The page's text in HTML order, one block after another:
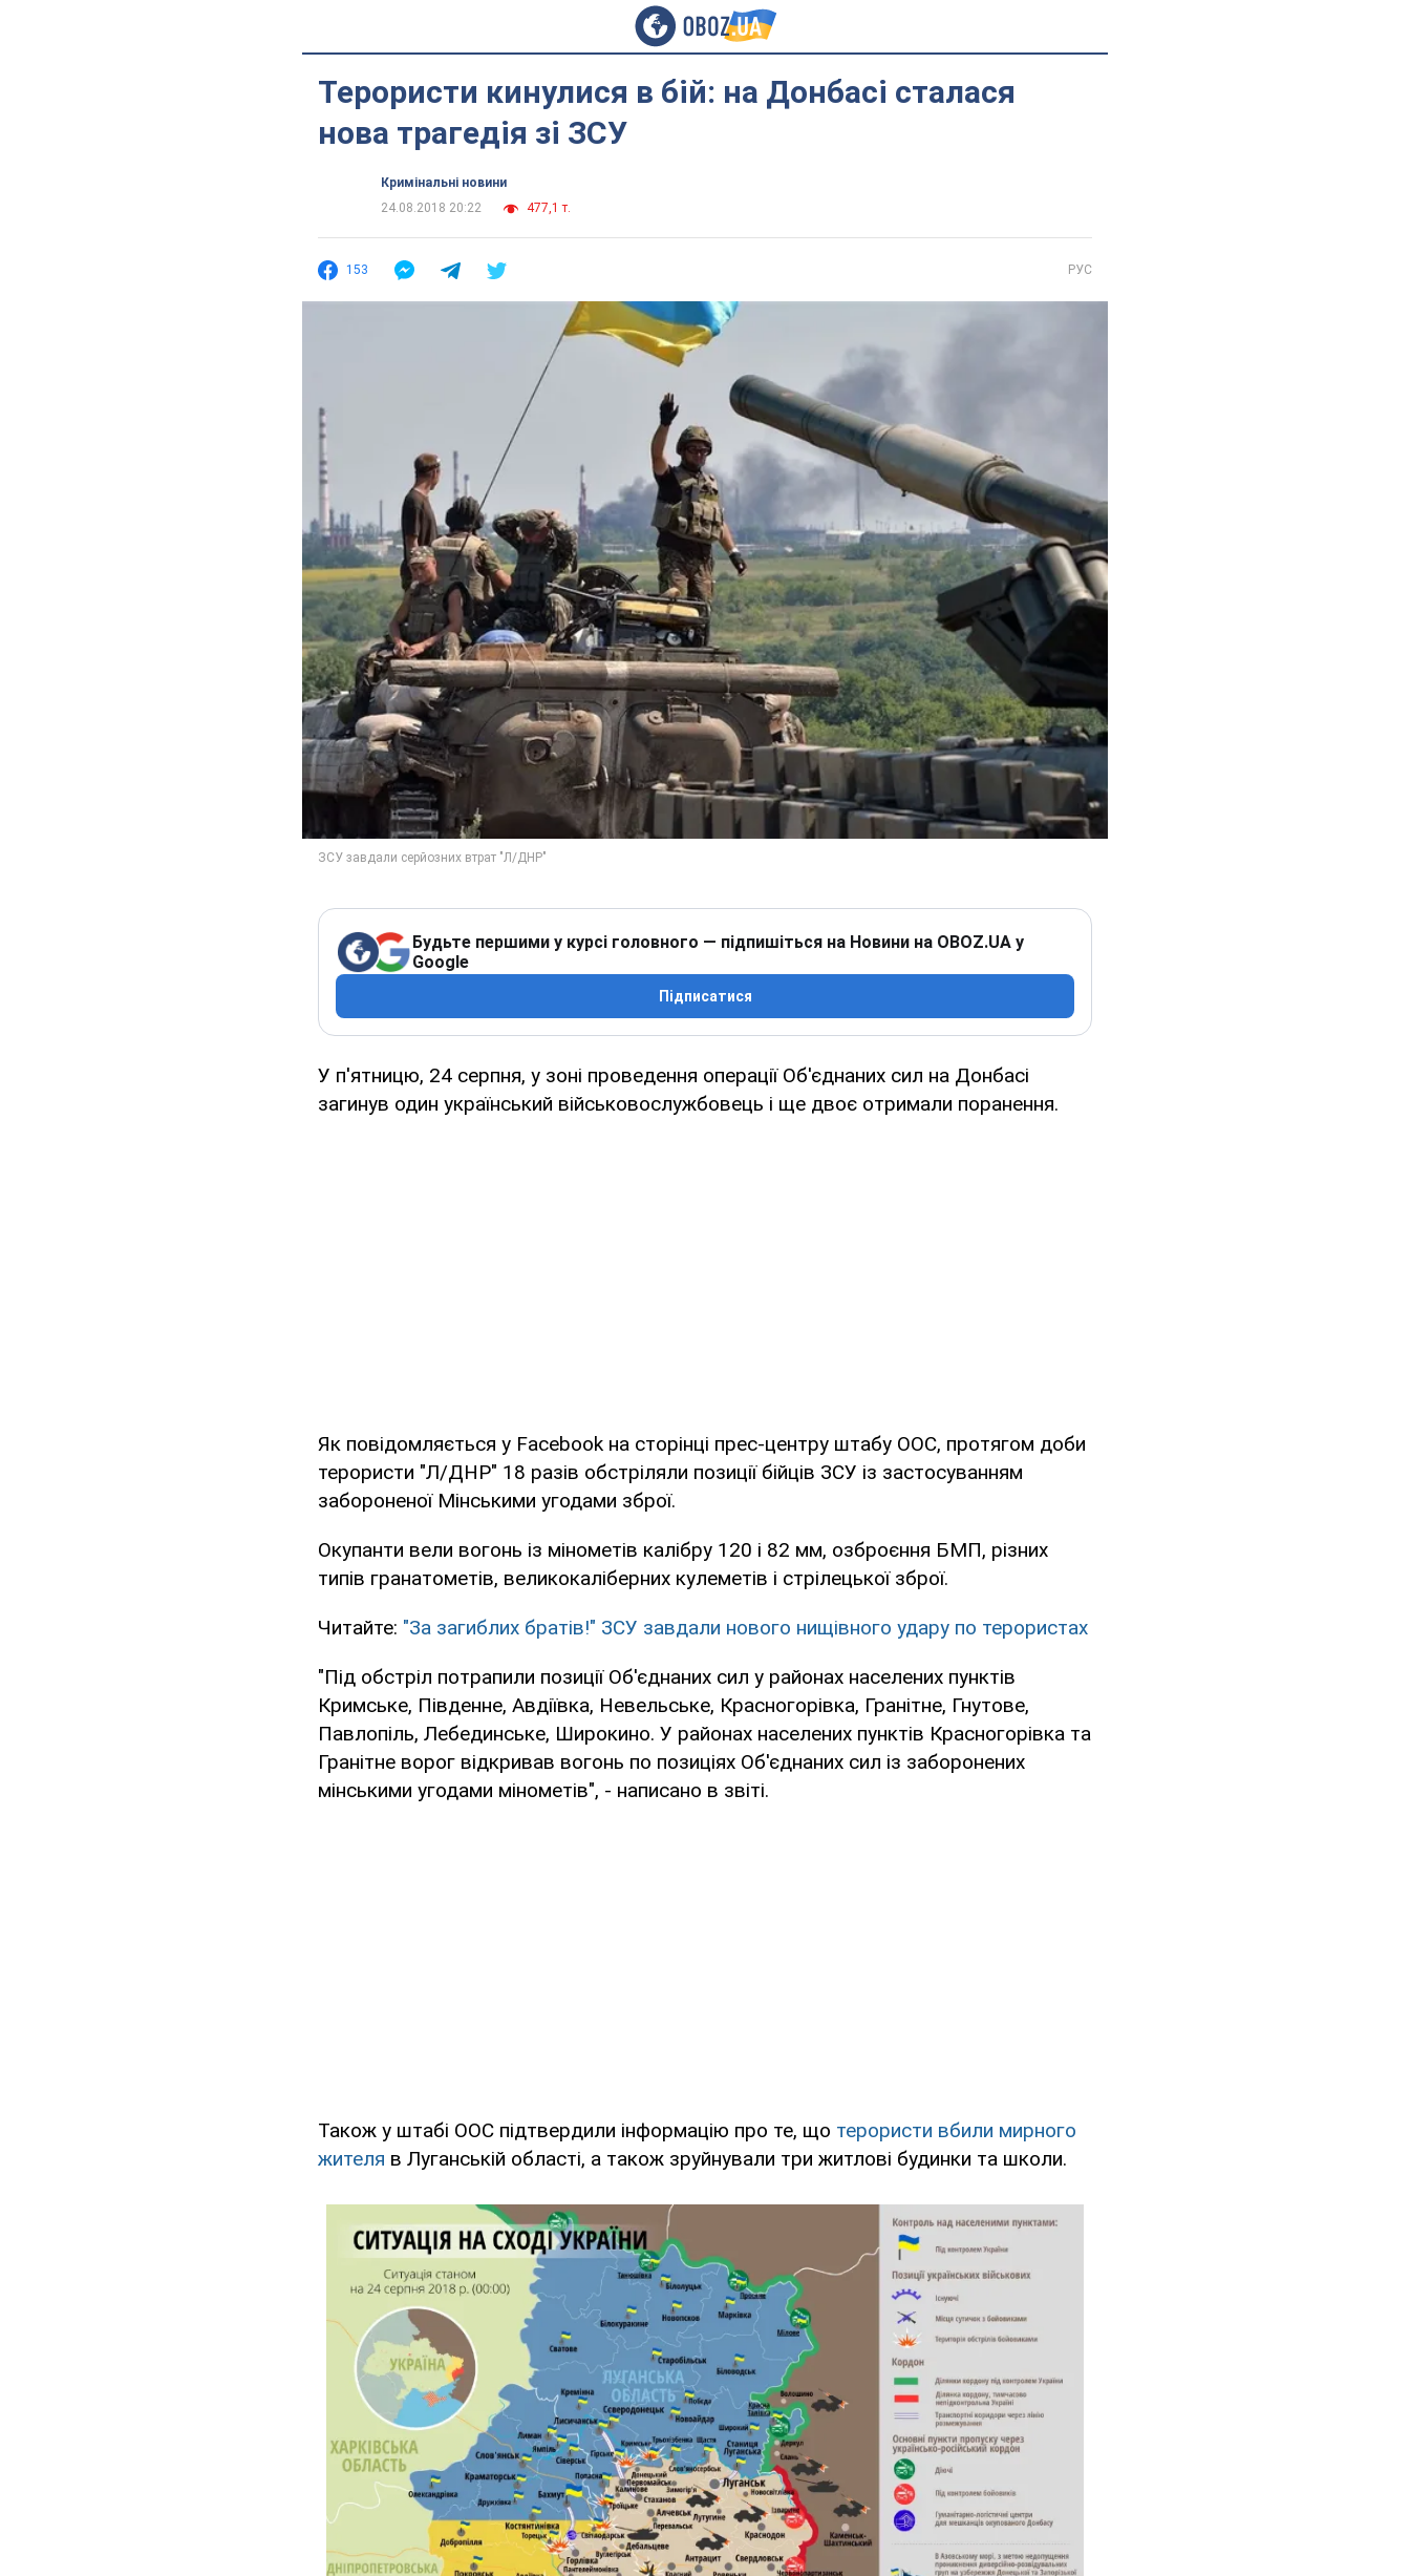
Терористи кинулися в бій: на Донбасі сталася
нова трагедія зі ЗСУ
Кримінальні новини
24.08.2018 20:22
477,1 т.
153 РУС
Будьте першими у курсі головного — підпишіться на Новини на OBOZ.UA у
Google
Підписатися
У п'ятницю, 24 серпня, у зоні проведення операції Об'єднаних сил на Донбасі
загинув один український військовослужбовець і ще двоє отримали поранення.
Як повідомляється у Facebook на сторінці прес-центру штабу ООС, протягом доби
терористи "Л/ДНР" 18 разів обстріляли позиції бійців ЗСУ із застосуванням
забороненої Мінськими угодами зброї.
Окупанти вели вогонь із мінометів калібру 120 і 82 мм, озброєння БМП, різних
типів гранатометів, великокаліберних кулеметів і стрілецької зброї.
Читайте: "За загиблих братів!" ЗСУ завдали нового нищівного удару по терористах
"Під обстріл потрапили позиції Об'єднаних сил у районах населених пунктів
Кримське, Південне, Авдіївка, Невельське, Красногорівка, Гранітне, Гнутове,
Павлопіль, Лебединське, Широкино. У районах населених пунктів Красногорівка та
Гранітне ворог відкривав вогонь по позиціях Об'єднаних сил із заборонених
мінськими угодами мінометів", - написано в звіті.
Також у штабі ООС підтвердили інформацію про те, що терористи вбили мирного
жителя в Луганській області, а також зруйнували три житлові будинки та школи.